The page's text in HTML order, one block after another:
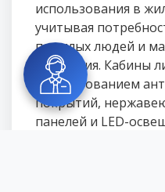
использования в
учитывая
пожилых людей и
населения. Кабины
использованием
покрытий,
панелей и LED-